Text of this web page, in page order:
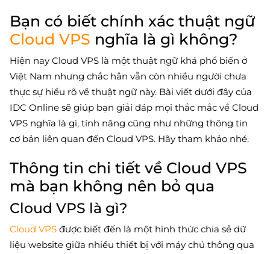
Bạn có biết chính xác thuật ngữ
Cloud VPS nghĩa là gì không?
Hiện nay Cloud VPS là một thuật ngữ khá phổ biến ở
Việt Nam nhưng chắc hẳn vẫn còn nhiều người chưa
thực sự hiểu rõ về thuật ngữ này. Bài viết dưới đây của
IDC Online sẽ giúp bạn giải đáp mọi thắc mắc về Cloud
VPS nghĩa là gì, tính năng cũng như những thông tin
cơ bản liên quan đến Cloud VPS. Hãy tham khảo nhé.
Thông tin chi tiết về Cloud VPS
mà bạn không nên bỏ qua
Cloud VPS là gì?
Cloud VPS được biết đến là một hình thức chia sẻ dữ
liệu website giữa nhiều thiết bị với máy chủ thông qua